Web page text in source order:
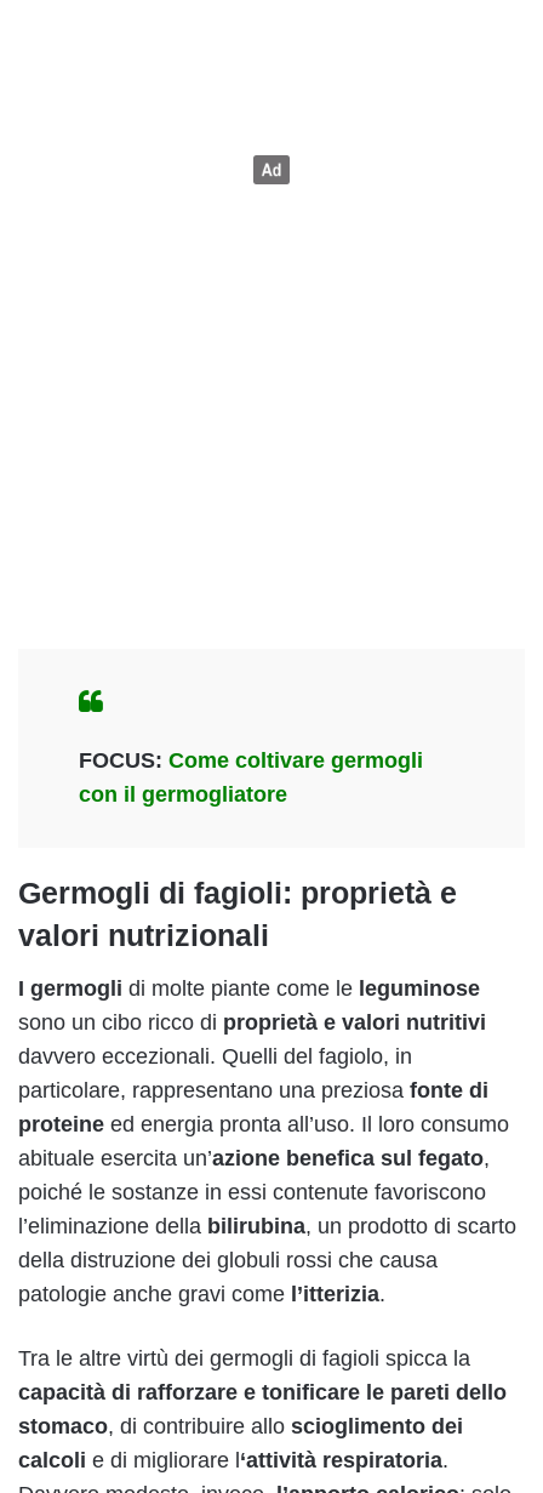
FOCUS: Come coltivare germogli
con il germogliatore
Germogli di fagioli: proprietà e
valori nutrizionali
I germogli di molte piante come le leguminose
sono un cibo ricco di proprietà e valori nutritivi
davvero eccezionali. Quelli del fagiolo, in
particolare, rappresentano una preziosa fonte di
proteine ed energia pronta all’uso. Il loro consumo
abituale esercita un’azione benefica sul fegato,
poiché le sostanze in essi contenute favoriscono
l’eliminazione della bilirubina, un prodotto di scarto
della distruzione dei globuli rossi che causa
patologie anche gravi come l’itterizia.
Tra le altre virtù dei germogli di fagioli spicca la
capacità di rafforzare e tonificare le pareti dello
stomaco, di contribuire allo scioglimento dei
calcoli e di migliorare l ‘attività respiratoria.